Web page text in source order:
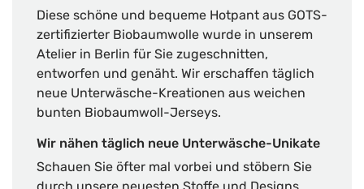
Diese schöne und bequeme Hotpant aus GOTS-
zertifizierter Biobaumwolle wurde in unserem
Atelier in Berlin für Sie zugeschnitten,
entworfen und genäht. Wir erschaffen täglich
neue Unterwäsche-Kreationen aus weichen
bunten Biobaumwoll-Jerseys.
Wir nähen täglich neue Unterwäsche-Unikate
Schauen Sie öfter mal vorbei und stöbern Sie